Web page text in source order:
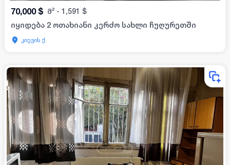
70,000 $ მ² - 1,591 $
იყიდება 2 ოთახიანი კერძო სახლი ჩუღურეთში
კიევის ქ.